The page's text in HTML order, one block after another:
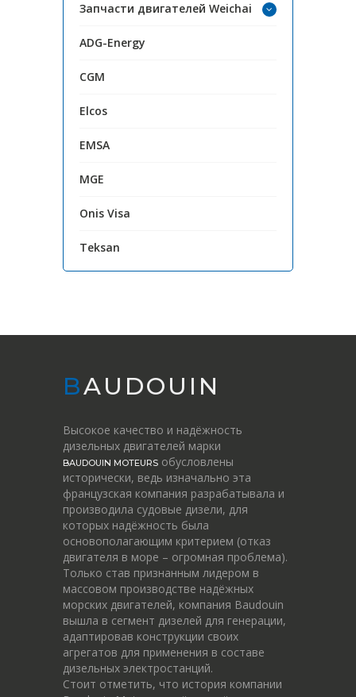
Запчасти двигателей Weichai
ADG-Energy
CGM
Elcos
EMSA
MGE
Onis Visa
Teksan
BAUDOUIN
Высокое качество и надёжность
дизельных двигателей марки
BAUDOUIN MOTEURS обусловлены
исторически, ведь изначально эта
французская компания разрабатывала и
производила судовые дизели, для
которых надёжность была
основополагающим критерием (отказ
двигателя в море – огромная проблема).
Только став признанным лидером в
массовом производстве надёжных
морских двигателей, компания Baudouin
вышла в сегмент дизелей для генерации,
адаптировав конструкции своих
агрегатов для применения в составе
дизельных электростанций.
Стоит отметить, что история компании